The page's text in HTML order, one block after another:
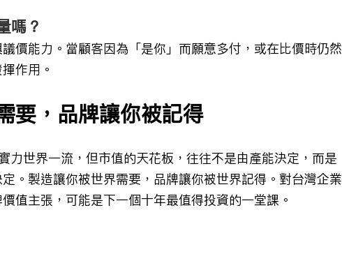
嗎？
價能力。當顧客因為「是你」而願意多付，或在比價時仍然
作用。
要，品牌讓你被記得
力世界一流，但市值的天花板，往往不是由產能決定，而是
。製造讓你被世界需要，品牌讓你被世界記得。對台灣企業
值主張，可能是下一個十年最值得投資的一堂課。